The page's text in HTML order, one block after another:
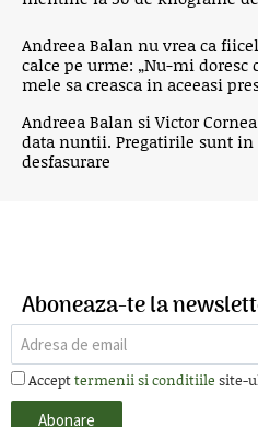
Andreea Balan nu vrea ca
calce pe urme: „Nu-mi doresc
mele sa creasca in aceeasi
Andreea Balan si Victor
data nuntii. Pregatirile sunt
desfasurare
Aboneaza-te la
Accepttermenii si conditiile site-